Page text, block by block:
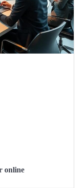
online